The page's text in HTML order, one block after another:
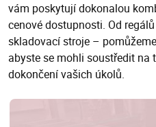
vám poskytují dokonalou
cenové dostupnosti. Od
skladovací stroje –
abyste se mohli soustředit na
dokončení vašich úkolů.